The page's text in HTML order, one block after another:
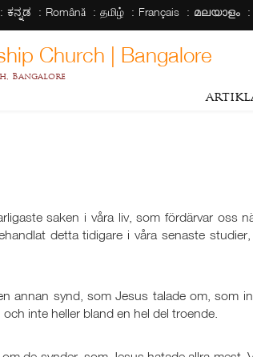
ಕನ್ನಡ Română தமிழ் Français മലയാളം
Church | Bangalore
Bangalore
saken i våra liv, som fördärvar oss
detta tidigare i våra senaste
annan synd, som Jesus talade om, som
inte heller bland en hel del troende.